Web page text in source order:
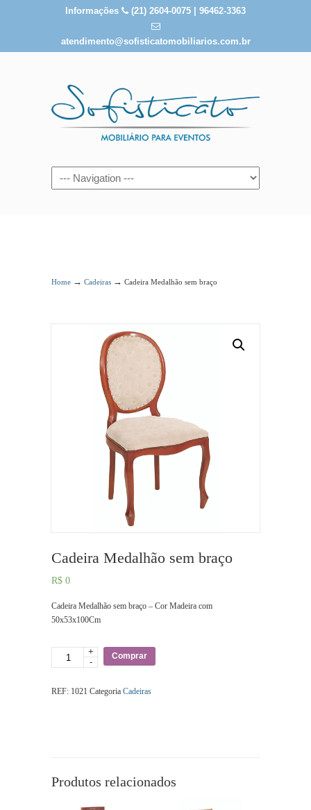
Informações (21) 2604-0075 | 96462-3363
atendimento@sofisticatomobiliarios.com.br
Home → Cadeiras → Cadeira Medalhão sem braço
Cadeira Medalhão sem braço
R$ 0
Cadeira Medalhão sem braço – Cor Madeira com
50x53x100Cm
Quantidade+
-
Comprar
REF: 1021 Categoria Cadeiras
Produtos relacionados